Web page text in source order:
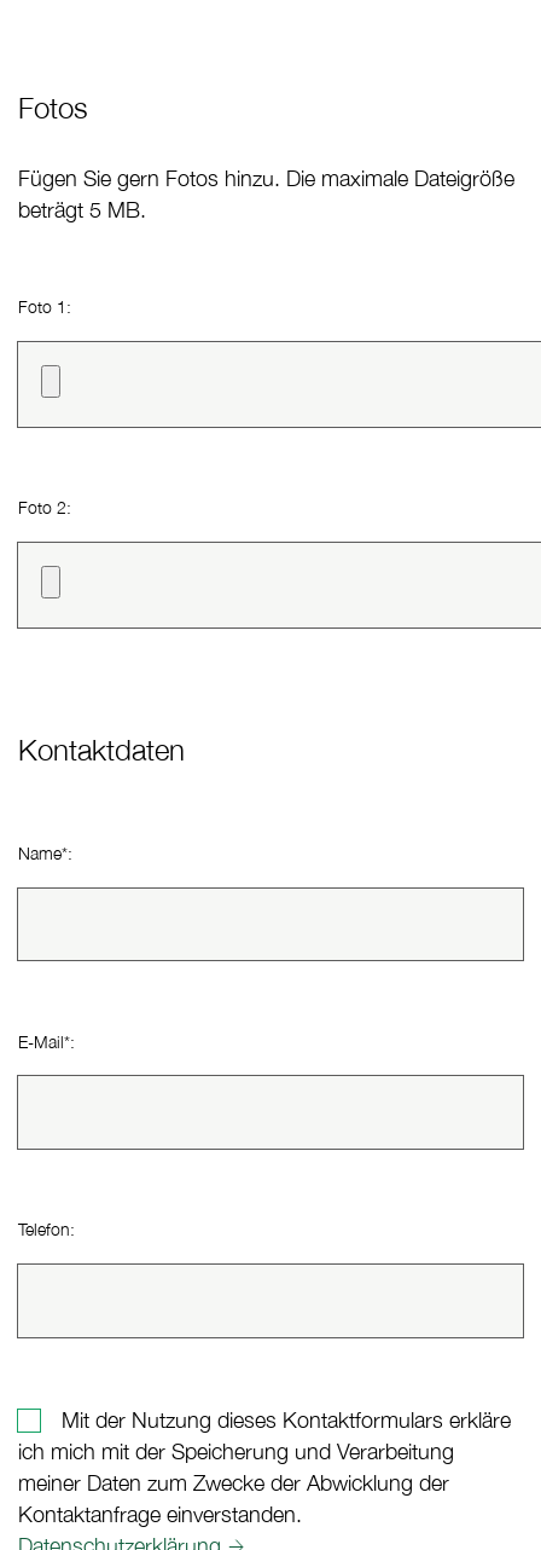
Fotos
Fügen Sie gern Fotos hinzu. Die maximale Dateigröße
beträgt 5 MB.
Foto 1:
Foto 2:
Kontaktdaten
Name*(Pflichtfeld)
:
E-Mail*(Pflichtfeld)
:
Telefon:
Mit der Nutzung dieses Kontaktformulars erkläre
ich mich mit der Speicherung und Verarbeitung
meiner Daten zum Zwecke der Abwicklung der
Kontaktanfrage einverstanden.